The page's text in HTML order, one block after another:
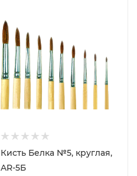
Кисть Белка №5, круглая,
AR-5Б